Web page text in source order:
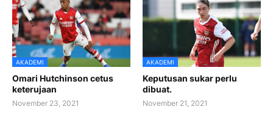
AKADEMI
Omari Hutchinson cetus
keterujaan
November 23, 2021
AKADEMI
Keputusan sukar perlu
dibuat.
November 21, 2021